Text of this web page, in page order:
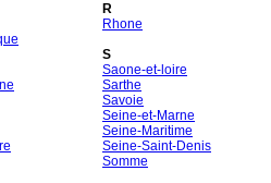
R
Rhone
S
Saone-et-loire
Sarthe
Savoie
Seine-et-Marne
Seine-Maritime
Seine-Saint-Denis
Somme